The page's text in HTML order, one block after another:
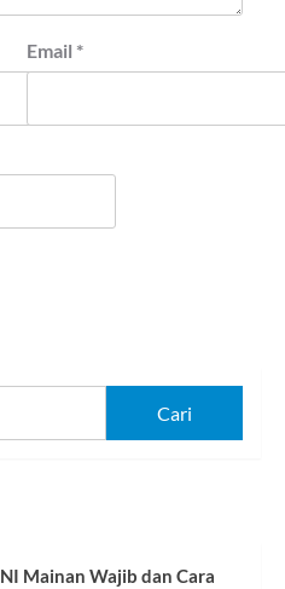
Email *
Mainan Wajib dan Cara